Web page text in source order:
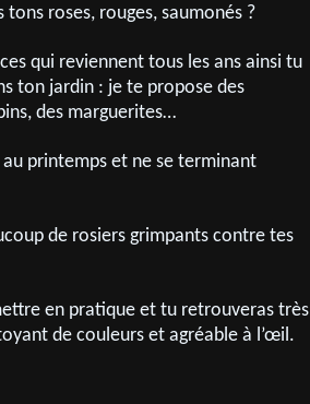
tons roses, rouges, saumonés ?
qui reviennent tous les ans ainsi tu
ton jardin : je te propose des
des marguerites…
printemps et ne se terminant
de rosiers grimpants contre tes
en pratique et tu retrouveras très
de couleurs et agréable à l’œil.